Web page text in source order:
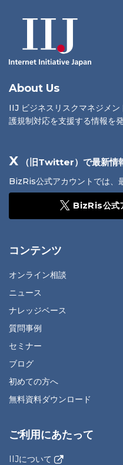
About Us
IIJ ビジネスリスクマネジメ
護規制対応を支援する情報を
X （旧Twitter）で最新情
BizRis公式アカウントでは、
BizRis公式
コンテンツ
オンライン相談
ニュース
ナレッジベース
質問事例
セミナー
ブログ
初めての方へ
無料資料ダウンロード
ご利用にあたって
IIJについて